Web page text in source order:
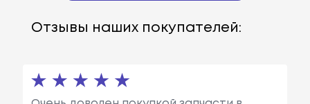
Отзывы наших покупателей: